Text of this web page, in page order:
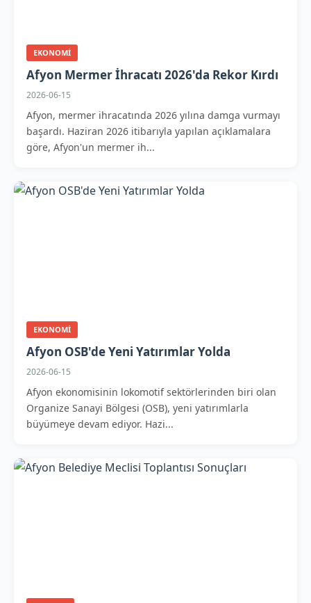
EKONOMI
Afyon Mermer İhracatı 2026'da Rekor Kırdı
2026-06-15
Afyon, mermer ihracatında 2026 yılına damga vurmayı
başardı. Haziran 2026 itibarıyla yapılan açıklamalara
göre, Afyon'un mermer ih...
EKONOMI
Afyon OSB'de Yeni Yatırımlar Yolda
2026-06-15
Afyon ekonomisinin lokomotif sektörlerinden biri olan
Organize Sanayi Bölgesi (OSB), yeni yatırımlarla
büyümeye devam ediyor. Hazi...